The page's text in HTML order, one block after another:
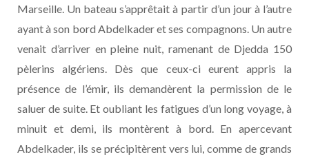
Marseille. Un bateau s’apprêtait à partir d’un jour à l’autre
ayant à son bord Abdelkader et ses compagnons. Un autre
venait d’arriver en pleine nuit, ramenant de Djedda 150
pèlerins algériens. Dès que ceux-ci eurent appris la
présence de l’émir, ils demandèrent la permission de le
saluer de suite. Et oubliant les fatigues d’un long voyage, à
minuit et demi, ils montèrent à bord. En apercevant
Abdelkader, ils se précipitèrent vers lui, comme de grands